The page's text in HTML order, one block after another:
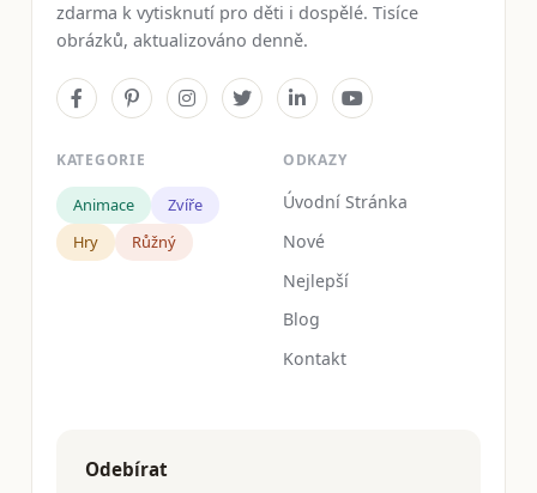
zdarma k vytisknutí pro děti i dospělé. Tisíce
obrázků, aktualizováno denně.
KATEGORIE
Animace
Zvíře
Hry
Růžný
ODKAZY
Úvodní Stránka
Nové
Nejlepší
Blog
Kontakt
Odebírat